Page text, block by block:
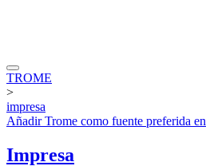
TROME
>
impresa
AñadirTrome como fuente preferida en
Impresa